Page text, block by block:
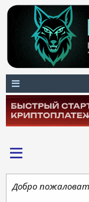
Добро